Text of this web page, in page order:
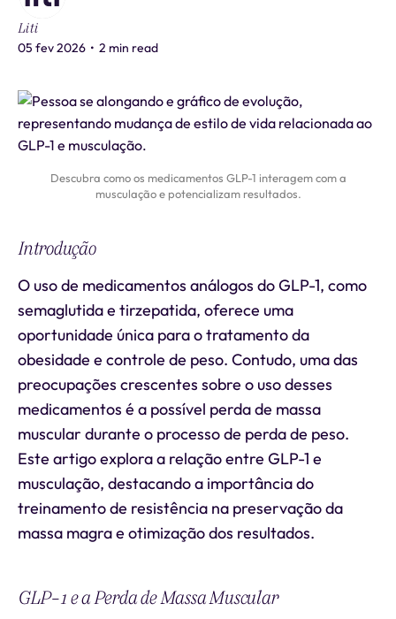
Liti
05 fev 2026 • 2 min read
Descubra como os medicamentos GLP-1 interagem com a
musculação e potencializam resultados.
Introdução
O uso de medicamentos análogos do GLP-1, como
semaglutida e tirzepatida, oferece uma
oportunidade única para o tratamento da
obesidade e controle de peso. Contudo, uma das
preocupações crescentes sobre o uso desses
medicamentos é a possível perda de massa
muscular durante o processo de perda de peso.
Este artigo explora a relação entre GLP-1 e
musculação, destacando a importância do
treinamento de resistência na preservação da
massa magra e otimização dos resultados.
GLP-1 e a Perda de Massa Muscular